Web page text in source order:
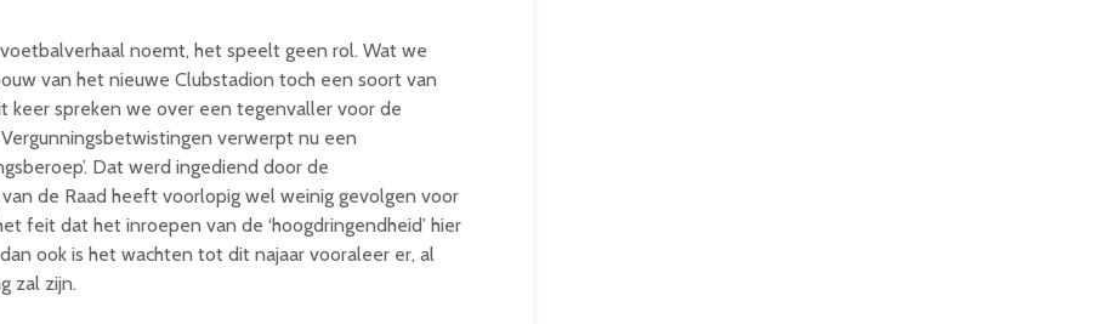
noemt, het speelt geen rol. Wat we
van het nieuwe Clubstadion toch een soort van
keer spreken we over een tegenvaller voor de
verwerpt nu een
Dat werd ingediend door de
de Raad heeft voorlopig wel weinig gevolgen voor
feit dat het inroepen van de ‘hoogdringendheid’ hier
ook is het wachten tot dit najaar vooraleer er, al
zal zijn.